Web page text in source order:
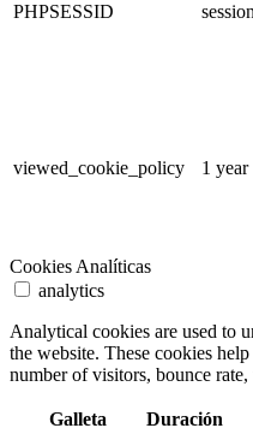
PHPSESSID
viewed_cookie_policy 1 year
Cookies Analíticas
analytics
Analytical cookies are used to
the website. These cookies
number of visitors, bounce
Galleta Duración